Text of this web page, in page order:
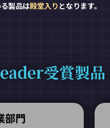
製品は殿堂入り となります。
受賞製品
部門